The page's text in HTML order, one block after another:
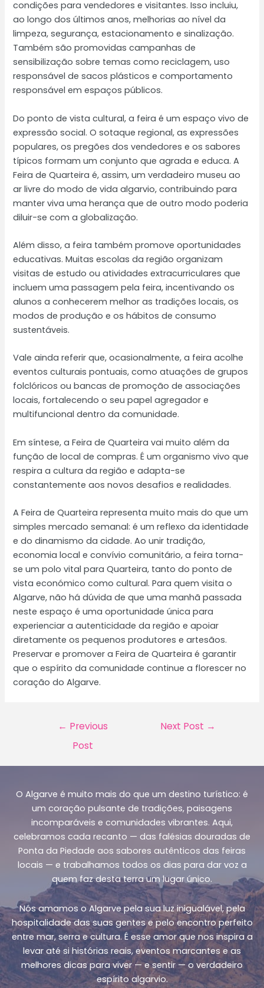
condições para vendedores e visitantes. Isso incluiu,
ao longo dos últimos anos, melhorias ao nível da
limpeza, segurança, estacionamento e sinalização.
Também são promovidas campanhas de
sensibilização sobre temas como reciclagem, uso
responsável de sacos plásticos e comportamento
responsável em espaços públicos.
Do ponto de vista cultural, a feira é um espaço vivo de
expressão social. O sotaque regional, as expressões
populares, os pregões dos vendedores e os sabores
típicos formam um conjunto que agrada e educa. A
Feira de Quarteira é, assim, um verdadeiro museu ao
ar livre do modo de vida algarvio, contribuindo para
manter viva uma herança que de outro modo poderia
diluir-se com a globalização.
Além disso, a feira também promove oportunidades
educativas. Muitas escolas da região organizam
visitas de estudo ou atividades extracurriculares que
incluem uma passagem pela feira, incentivando os
alunos a conhecerem melhor as tradições locais, os
modos de produção e os hábitos de consumo
sustentáveis.
Vale ainda referir que, ocasionalmente, a feira acolhe
eventos culturais pontuais, como atuações de grupos
folclóricos ou bancas de promoção de associações
locais, fortalecendo o seu papel agregador e
multifuncional dentro da comunidade.
Em síntese, a Feira de Quarteira vai muito além da
função de local de compras. É um organismo vivo que
respira a cultura da região e adapta-se
constantemente aos novos desafios e realidades.
A Feira de Quarteira representa muito mais do que um
simples mercado semanal: é um reflexo da identidade
e do dinamismo da cidade. Ao unir tradição,
economia local e convívio comunitário, a feira torna-
se um polo vital para Quarteira, tanto do ponto de
vista económico como cultural. Para quem visita o
Algarve, não há dúvida de que uma manhã passada
neste espaço é uma oportunidade única para
experienciar a autenticidade da região e apoiar
diretamente os pequenos produtores e artesãos.
Preservar e promover a Feira de Quarteira é garantir
que o espírito da comunidade continue a florescer no
coração do Algarve.
← Previous
Post
Next Post →
O Algarve é muito mais do que um destino turístico: é
um coração pulsante de tradições, paisagens
incomparáveis e comunidades vibrantes. Aqui,
celebramos cada recanto — das falésias douradas de
Ponta da Piedade aos sabores autênticos das feiras
locais — e trabalhamos todos os dias para dar voz a
quem faz desta terra um lugar único.
Nós amamos o Algarve pela sua luz inigualável, pela
hospitalidade das suas gentes e pelo encontro perfeito
entre mar, serra e cultura. É esse amor que nos inspira a
levar até si histórias reais, eventos marcantes e as
melhores dicas para viver — e sentir — o verdadeiro
espírito algarvio.